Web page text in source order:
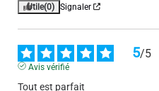
Utile(0) Signaler
5/5
Avis vérifié
Tout est parfait